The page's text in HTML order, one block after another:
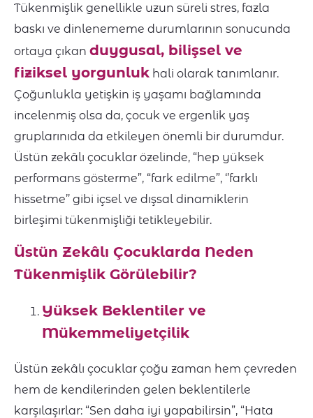
Tükenmişlik genellikle uzun süreli stres, fazla
baskı ve dinlenememe durumlarının sonucunda
ortaya çıkan duygusal, bilişsel ve
fiziksel yorgunluk hali olarak tanımlanır.
Çoğunlukla yetişkin iş yaşamı bağlamında
incelenmiş olsa da, çocuk ve ergenlik yaş
gruplarınıda da etkileyen önemli bir durumdur.
Üstün zekâlı çocuklar özelinde, “hep yüksek
performans gösterme”, “fark edilme”, ‘’farklı
hissetme’’ gibi içsel ve dışsal dinamiklerin
birleşimi tükenmişliği tetikleyebilir.
Üstün Zekâlı Çocuklarda Neden
Tükenmişlik Görülebilir?
Yüksek Beklentiler ve
Mükemmeliyetçilik
Üstün zekâlı çocuklar çoğu zaman hem çevreden
hem de kendilerinden gelen beklentilerle
karşılaşırlar: “Sen daha iyi yapabilirsin”, “Hata